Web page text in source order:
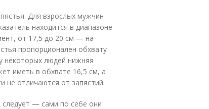
Для взрослых мужчин
находится в диапазоне
от 17,5 до 20 см — на
пропорционален обхвату
некоторых людей нижняя
иметь в обхвате 16,5 см, а
отличаются от запястий.
следует — сами по себе они